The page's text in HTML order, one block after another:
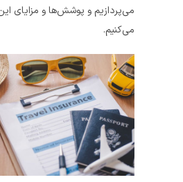
می‌پردازیم و پوشش‌ها و مزایای این بیمه
می‌کنیم.